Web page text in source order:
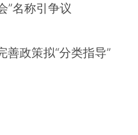
”名称引争议
善政策拟“分类指导”